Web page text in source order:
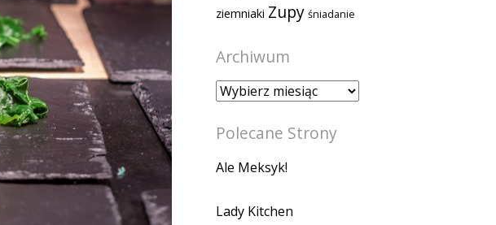
ziemniaki Zupy śniadanie
Archiwum
Archiwum
Polecane Strony
Ale Meksyk!
Lady Kitchen